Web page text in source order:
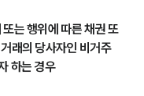
는 행위에 따른 채권 또
래의 당사자인 비거주
하는 경우